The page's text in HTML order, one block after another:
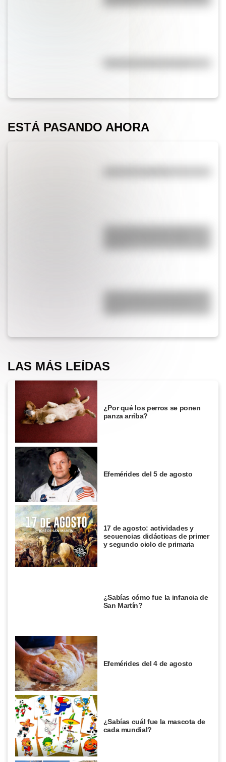
ESTÁ PASANDO AHORA
¿Qué diferencia hay entre un
¿Cómo nació el automóvil y por
LAS MÁS LEÍDAS
¿Por qué los perros se ponen
panza arriba?
Efemérides del 5 de agosto
17 de agosto: actividades y
secuencias didácticas de primer
y segundo ciclo de primaria
¿Sabías cómo fue la infancia de
San Martín?
Efemérides del 4 de agosto
¿Sabías cuál fue la mascota de
cada mundial?